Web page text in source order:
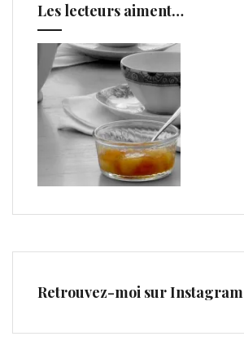
Les lecteurs aiment…
Retrouvez-moi sur Instagram